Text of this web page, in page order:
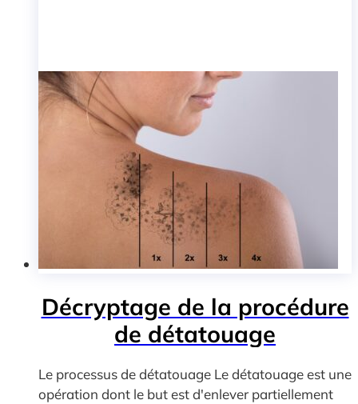
Décryptage de la procédure
de détatouage
Le processus de détatouage Le détatouage est une
opération dont le but est d'enlever partiellement